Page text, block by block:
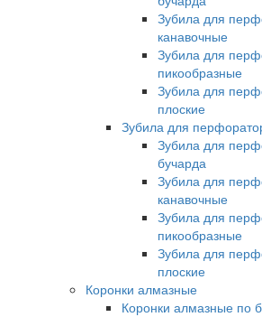
Зубила для
канавочные
Зубила для
пикообразные
Зубила для
плоские
Зубила для
Зубила для
бучарда
Зубила для
канавочные
Зубила для
пикообразные
Зубила для
плоские
Коронки алмазные
Коронки алмазные по